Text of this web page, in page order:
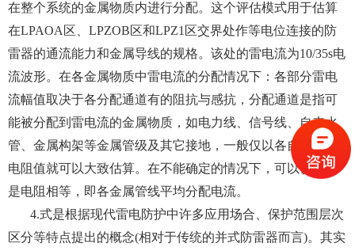
在整个系统的金属物质内进行分配。这个评估模式用于估算
在LPAOA区、LPZOB区和LPZ1区交界处作等电位连接的防
雷器的通流能力和金属导线的规格。该处的雷电流为10/35s电
流波形。在各金属物质中雷电流的分配情况下：各部分雷电
流幅值取决于各分配通道有的阻抗与感抗，分配通道是指可
能被分配到雷电流的金属物质，如电力线、信号线、自来水
管、金属构架等金属管级及其它接地，一般仅以各自的接地
电阻值就可以大致估算。在不能确定的情况下，可以认为接
是电阻相等，即各金属管线平均分配电流。
4.式是根据现代雷电防护中许多应用场合、保护范围层次
区分等特点提出的概念(相对于传统的并式防雷器而言)。其实